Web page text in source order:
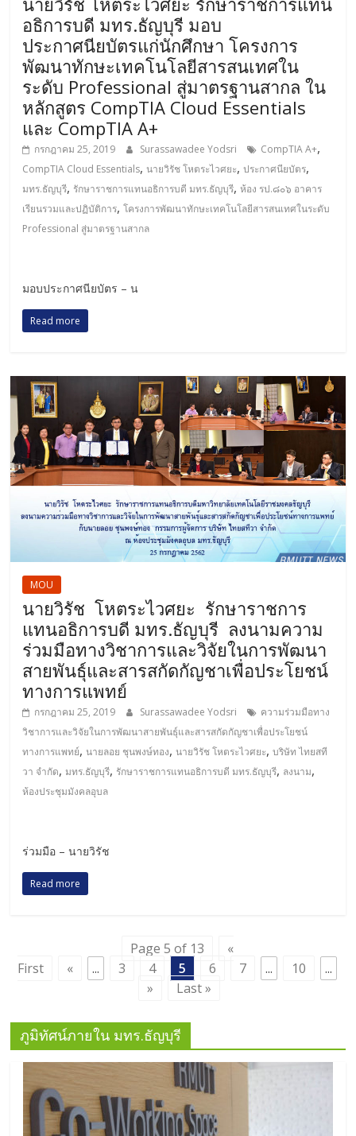
อธิการบดี มทร.ธัญบุรี มอบ
ประกาศนียบัตรแก่นักศึกษา โครงการ
พัฒนาทักษะเทคโนโลยีสารสนเทศใน
ระดับ Professional สู่มาตรฐานสากล ใน
หลักสูตร CompTIA Cloud Essentials
และ CompTIA A+
กรกฎาคม 25, 2019 Surassawadee Yodsri CompTIA A+,
CompTIA Cloud Essentials,นายวิรัช โหตระไวศยะ,ประกาศนียบัตร,
มทร.ธัญบุรี, รักษาราชการแทนอธิการบดี มทร.ธัญบุรี,ห้อง รป.๘๐๖ อาคาร
เรียนรวมและปฏิบัติการ,โครงการพัฒนาทักษะเทคโนโลยีสารสนเทศในระดับ
Professional สู่มาตรฐานสากล
มอบประกาศนียบัตร – น
Read more
MOU
นายวิรัช โหตระไวศยะ รักษาราชการ
แทนอธิการบดี มทร.ธัญบุรี ลงนามความ
ร่วมมือทางวิชาการและวิจัยในการพัฒนา
สายพันธุ์และสารสกัดกัญชาเพื่อประโยชน์
ทางการแพทย์
กรกฎาคม 25, 2019 Surassawadee Yodsri
ความร่วมมือทาง
วิชาการและวิจัยในการพัฒนาสายพันธุ์และสารสกัดกัญชาเพื่อประโยชน์
ทางการแพทย์,นายลอย ชุนพงษ์ทอง,นายวิรัช โหตระไวศยะ,บริษัท ไทยสที
วา จำกัด,มทร.ธัญบุรี, รักษาราชการแทนอธิการบดี มทร.ธัญบุรี, ลงนาม,
ห้องประชุมมังคลอุบล
ร่วมมือ – นายวิรัช
Read more
Page 5 of 13
«
First
« ... 3 4 5 6 7 ... 10
...
»
Last »
ภูมิทัศน์ภายใน มทร.ธัญบุรี